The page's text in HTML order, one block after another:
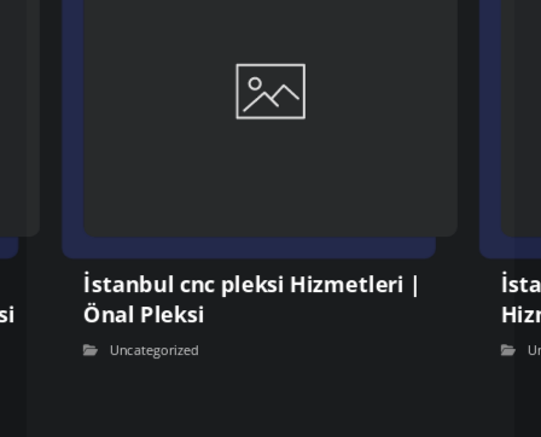
İstanbul cnc pleksi Hizmetleri |
Önal Pleksi
Uncategorized